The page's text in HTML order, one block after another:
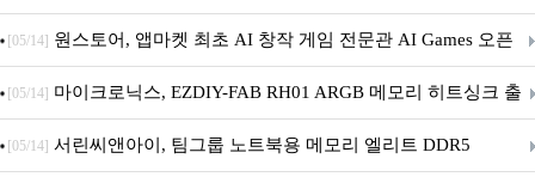
문 추가
[05/14] 원스토어, 앱마켓 최초 AI 창작 게임 전문관 AI Games 오픈
[05/14] 마이크로닉스, EZDIY-FAB RH01 ARGB 메모리 히트싱크 출
시
[05/14] 서린씨앤아이, 팀그룹 노트북용 메모리 엘리트 DDR5